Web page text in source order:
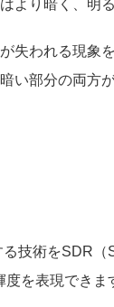
より暗く、明
失われる現象
い部分の両方
技術をSDR（
を表現できま